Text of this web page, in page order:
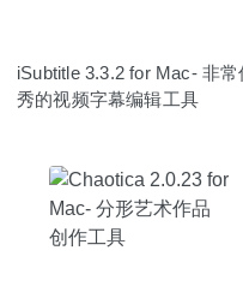
iSubtitle 3.3.2 for Mac- 非常
秀的视频字幕编辑工具